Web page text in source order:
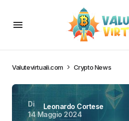
Valutevirtuali.com Crypto News
Di
Leonardo Cortese
14 Maggio 2024